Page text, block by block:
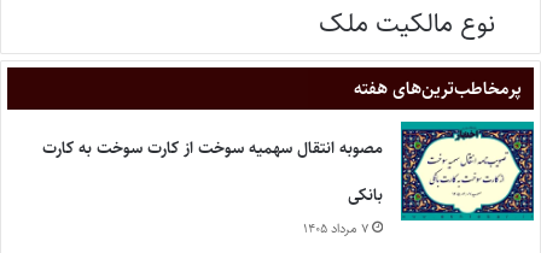
نوع مالکیت ملک
پر‌مخاطب‌ترین‌های هفته
مصوبه انتقال سهمیه سوخت از کارت سوخت به کارت
بانکی
۷ مرداد ۱۴۰۵